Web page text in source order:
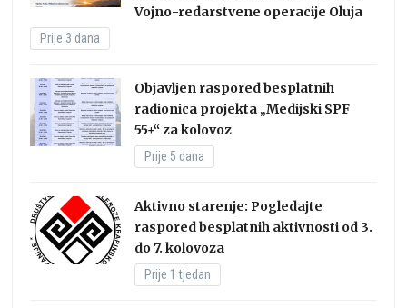
Vojno-redarstvene operacije Oluja
Prije 3 dana
Objavljen raspored besplatnih
radionica projekta „Medijski SPF
55+“ za kolovoz
Prije 5 dana
Aktivno starenje: Pogledajte
raspored besplatnih aktivnosti od 3.
do 7. kolovoza
Prije 1 tjedan